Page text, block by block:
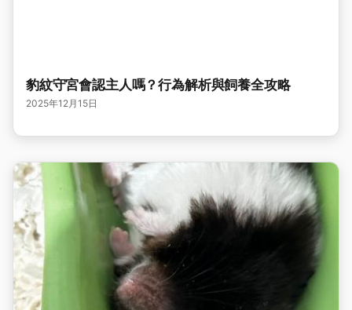
豹紋守宮會認主人嗎？行為解析與飼養全攻略
2025年12月15日